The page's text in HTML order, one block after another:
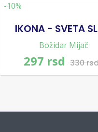
-10%
IKONA - SVETA
Božidar Mijač
297 rsd 330